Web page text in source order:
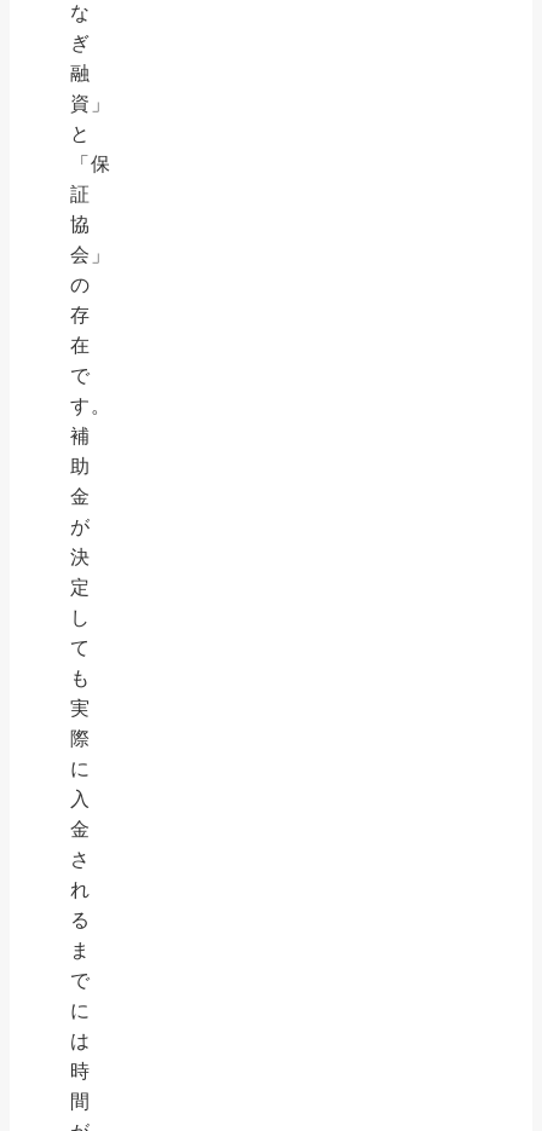
な
ぎ
融
資」
と
「保
証
協
会」
の
存
在
で
す。
補
助
金
が
決
定
し
て
も
実
際
に
入
金
さ
れ
る
ま
で
に
は
時
間